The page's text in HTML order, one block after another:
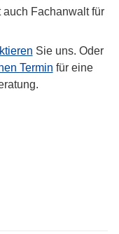
Fachanwalt für
Sie uns. Oder
Termin für eine